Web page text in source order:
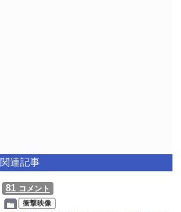
関連記事
81 コメント
衝撃映像